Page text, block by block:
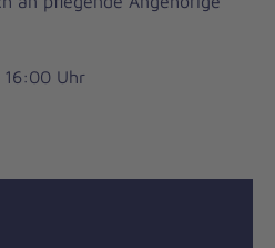
Uhr